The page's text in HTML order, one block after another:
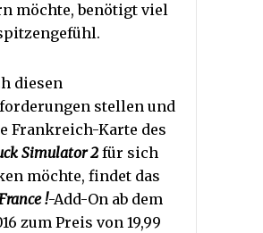
möchte, benötigt viel
diesen
stellen und
Frankreich-Karte des
Simulator 2 für sich
möchte, findet das
!-Add-On ab dem
zum Preis von 19,99